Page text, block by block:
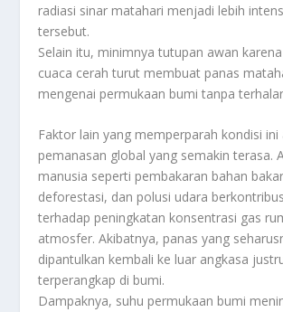
radiasi sinar matahari menjadi lebih
tersebut.
Selain itu, minimnya tutupan awan
cuaca cerah turut membuat panas
mengenai permukaan bumi tanpa
Faktor lain yang memperparah kondisi
pemanasan global yang semakin terasa.
manusia seperti pembakaran bahan
deforestasi, dan polusi udara
terhadap peningkatan konsentrasi gas
atmosfer. Akibatnya, panas yang
dipantulkan kembali ke luar angkasa
terperangkap di bumi.
Dampaknya, suhu permukaan bumi